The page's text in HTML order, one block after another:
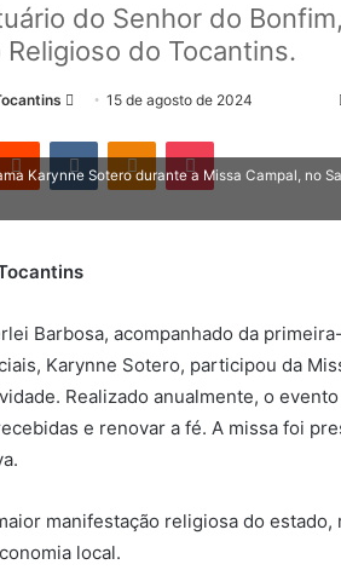
do Senhor do
do Tocantins.
n
d
m
-
m
a
15 de agosto de 2024
Karynne Sotero durante a Missa Campal, no
Barbosa, acompanhado da
Karynne Sotero, participou da
Realizado anualmente, o
e renovar a fé. A missa foi
manifestação religiosa do
local.